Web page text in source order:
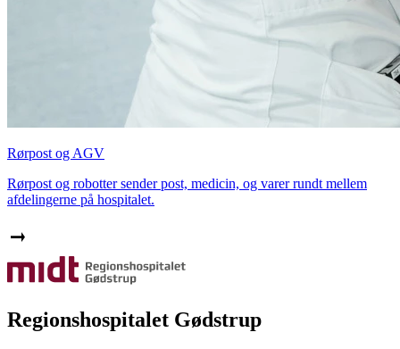
Rørpost og AGV
Rørpost og robotter sender post, medicin, og varer rundt mellem
afdelingerne på hospitalet.
Regionshospitalet Gødstrup